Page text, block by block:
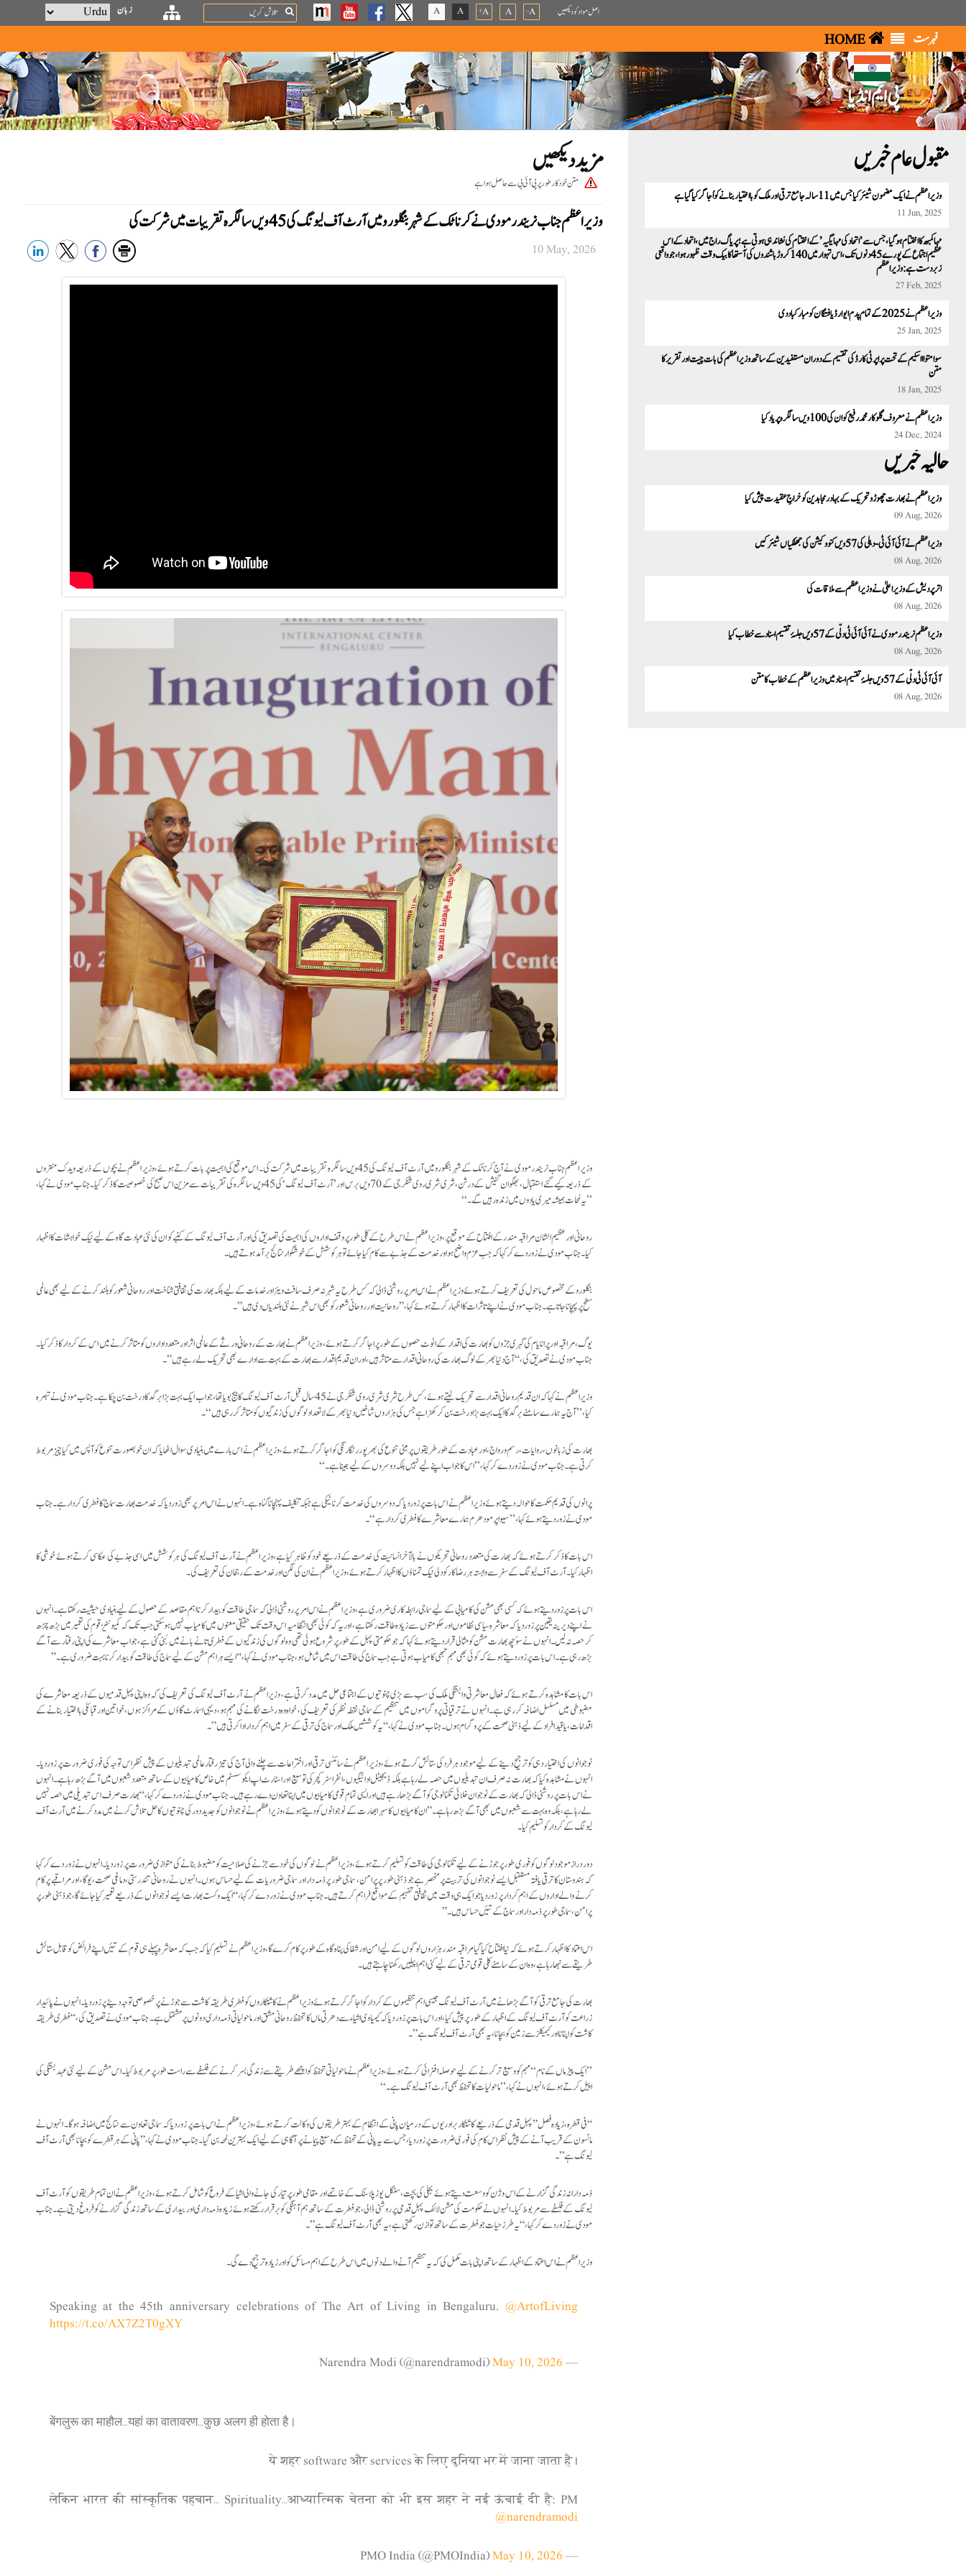
اصل مواد کو دیکھیں A
-
A
A
+
A
A
Search زبان
فہرست HOME
پی ایم انڈیا
مزید دیکھیں
متن خودکار طور پر پی آئی بی سے حاصل ہوا ہے
وزیر اعظم جناب نریندر مودی نے کرناٹک کے شہر بنگلورو میں آرٹ آف لیونگ کی 45ویں سالگرہ تقریبات میں شرکت کی
10 May, 2026
وزیر اعظم جناب نریندر مودی نے آج کرناٹک کے شہر بنگلورو میں آرٹ آف لیونگ کی 45ویں سالگرہ تقریبات میں شرکت کی۔ اس موقع کی اہمیت پر بات کرتے ہوئے، وزیر اعظم نے بچوں کے ذریعہ ویدک منتروں
کے ذریعہ کیے گئے استقبال، بھگوان گنیش کے درشن، شری شری روی شنکر جی کے 70ویں برس اور ’آرٹ آف لیونگ‘ کی 45ویں سالگرہ کی تقریبات سے مزین اس صبح کی خصوصیت کا ذکر کیا۔ جناب مودی نے کہا،
’’یہ لمحات ہمیشہ میری یادوں میں زندہ رہیں گے۔‘‘
روحانی اور عظیم الشان مراقبہ مندر کے افتتاح کے موقع پر، وزیر اعظم نے اس طرح کے کلی طور پر وقف اداروں کی اہمیت کی تصدیق کی اور آرٹ آف لیونگ کے کنبے کو ان کی نئی عبادت گاہ کے لیے نیک خواہشات کا اظہار
کیا۔ جناب مودی نے زور دے کر کہا کہ جب عزم واضح ہو اور خدمت کے جذبے سے کام کیا جائے تو ہر کوشش کے خوشگوار نتائج برآمد ہوتے ہیں۔
بنگلورو کے مخصوص ماحول کی تعریف کرتے ہوئے وزیر اعظم نے اس امر پر روشنی ڈالی کہ کس طرح یہ شہر نہ صرف سافٹ ویئر اور خدمات کے لیے بلکہ بھارت کی ثقافتی شناخت اور روحانی شعور کو بلند کرنے کے لیے بھی عالمی
سطح پر پہچانا جاتا ہے۔ جناب مودی نے اپنے تاثرات کا اظہار کرتے ہوئے کہا،”روحانیت اور روحانی شعور کو بھی اس شہر نے نئی بلندیاں دی ہیں”۔
یوگ، مراقبہ اور پرانایام کی گہری جڑوں کو بھارت کی اقدار کے اٹوٹ حصوں کے طور پر اجاگر کرتے ہوئے، وزیر اعظم نے بھارت کے روحانی ورثے کے عالمی اثر اور متعدد اداروں کو متاثر کرنے میں اس کے کردار کا ذکر کیا۔
جناب مودی نے تصدیق کی، “آج دنیا بھر کے لوگ بھارت کی روحانی اقدار سے متاثر ہیں، اور ان قدیم اقدار سے بھارت کے بہت سے ادارے بھی تحریک لے رہے ہیں”۔
وزیر اعظم نے کہا کہ ان قدیم روحانی اقدار سے تحریک لیتے ہوئے، کس طرح شری شری روی شنکر جی نے 45 سال قبل آرٹ آف لیونگ کا بیج بویا تھا، جو اب ایک بہت بڑا برگد کا درخت بن چکا ہے۔ جناب مودی نے تبصرہ
کیا، ’’آج یہ ہمارے سامنے برگد کا ایک بہت بڑا درخت بن کر کھڑا ہے جس کی ہزاروں شاخیں دنیا بھر کے لاتعداد لوگوں کی زندگیوں کو متاثر کر رہی ہیں ‘‘۔
بھارت کی زبانوں، روایات، رسم و رواج، اور عبادت کے طور طریقوں پر مبنی تنوع کی بھرپور رنگا رنگی کو اجاگر کرتے ہوئے، وزیر اعظم نے اس بارے میں بنیادی سوال اٹھایا کہ ان خوبصورت تنوع کو آپس میں کیا چیز مربوط
کرتی ہے۔ جناب مودی نے زور دے کر کہا، ’’اس کا جواب اپنے لیے نہیں بلکہ دوسروں کے لیے جینا ہے۔‘‘
پرانوں کی قدیم حکمت کا حوالہ دیتے ہوئے وزیر اعظم نے اس بات پر زور دیا کہ دوسروں کی خدمت کرنا نیکی ہے جبکہ تکلیف پہنچانا گناہ ہے۔ انہوں نے اس امر پر بھی زور دیا کہ خدمت بھارت سماج کا فطری کردار ہے۔ جناب
مودی نے زور دیتے ہوئے کہا،’’سیوا پرمو دھرم ہمارے معاشرے کا فطری کردار ہے ‘‘۔
اس بات کا ذکر کرتے ہوئے کہ بھارت کی متعدد روحانی تحریکوں نے بالآخر انسانیت کی خدمت کے ذریعے خود کو ظاہر کیا ہے، وزیر اعظم نے آرٹ آف لیونگ کی ہر کوشش میں اسی جذبے کی عکاسی کرتے ہوئے خوشی کا
اظہار کیا۔ آرٹ آف لیونگ کے سفر سے وابستہ ہر رضاکار کو دلی نیک تمناؤں کا اظہار کرتے ہوئے، وزیر اعظم نے ان کی لگن اور خدمت کے رجحان کی تعریف کی۔
اس بات پر زور دیتے ہوئے کہ کسی بھی مشن کی کامیابی کے لیے سماجی رابطہ کاری ضروری ہے، وزیر اعظم نے اس امر پر روشنی ڈالی کہ سماجی طاقت کو بیدار کرنا اہم مقاصد کے حصول کے لیے بنیادی حیثیت رکھتا ہے۔ انہوں
نے اپنے دیرینہ یقین پر زور دیا کہ معاشرہ سیاسی نظاموں اور حکومتوں سے زیادہ طاقت رکھتا ہے، اور یہ کہ کوئی بھی انتظامیہ اس وقت تک حقیقی معنوں میں کامیاب نہیں ہو سکتی جب تک کہ کمیونٹیز قوم کی تعمیر میں بڑھ چڑھ
کر حصہ نہ لیں۔ انہوں نے سوَچھ بھارت مشن کو مثالی قرار دیتے ہوئے کہا کہ جو حکومتی پہل کے طور پر شروع ہوئی تھی وہ لوگوں کی زندگیوں کے فطری تانے بانے میں بُنی گئی ہے، جو اب معاشرے کی اپنی رفتار سے آگے
بڑھ رہی ہے۔ اس بات پر زور دیتے ہوئے کہ کوئی بھی مہم تبھی کامیاب ہوتی ہے جب سماج کی طاقت اس میں شامل ہو، جناب مودی نے کہا، “ایسے ہر اہم مشن کے لیے سماج کی طاقت کو بیدار کرنا بہت ضروری ہے۔”
اس بات کا مشاہدہ کرتے ہوئے کہ فعال معاشرتی وابستگی ملک کی سب سے بڑی چنوتیوں کے اجتماعی حل میں مدد کرتی ہے، وزیر اعظم نے آرٹ آف لیونگ کی تعریف کی کہ وہ اپنی پہل قدمیوں کے ذریعہ معاشرے کی
مضبوطی میں مسلسل اضافہ کر رہی ہے۔ انہوں نے ترقیاتی پروگراموں میں تنظیم کے سماجی نقطہ نظر کی تعریف کی، خواہ وہ درخت لگانے کی مہم ہو، دیہی اسمارٹ گاؤں کے مراکز ہوں، خواتین اور قبائلی بااختیار بنانے کے
اقدامات، یا قید افراد کے لیے ذہنی صحت کے پروگرام ہوں۔ جناب مودی نے کہا، “یہ کوششیں ملک اور سماج کی ترقی کے سفر میں اہم کردار ادا کرتی ہیں”۔
نوجوانوں کی اختیار دہی کو ترجیح دینے کے لیے موجود ہر فرد کی ستائش کرتے ہوئے، وزیر اعظم نے سائنسی ترقی اور اختراعات سے چلنے والی آج کی تیز رفتار عالمی تبدیلیوں کے پیش نظر اس توجہ کی فوری ضرورت پر زور دیا۔
انہوں نے مشاہدہ کیا کہ بھارت نہ صرف ان تبدیلیوں میں حصہ لے رہا ہے بلکہ ڈیجیٹل ادائیگیوں، انفراسٹرکچر کی توسیع اور اسٹارٹ اپ ایکو سسٹم میں خاص کامیابیوں کے ساتھ متعدد شعبوں میں آگے بڑھ رہا ہے۔ انہوں
نے اس بات پر روشنی ڈالی کہ بھارت کے نوجوان خلائی تکنالوجی کو آگے بڑھا رہے ہیں اور ایسی تمام قومی کامیابیوں میں اپنا تعاون دے رہے ہیں۔ جناب مودی نے زور دے کر کہا، “بھارت صرف اس تبدیلی میں حصہ نہیں
لے رہا ہے، بلکہ وہ بہت سے شعبوں میں بھی آگے بڑھ رہا ہے۔” ان کامیابیوں کا سہرا بھارت کے نوجوانوں کو دیتے ہوئے، وزیر اعظم نے نوجوانوں کو جدید دور کی چنوتیوں کا حل تلاش کرنے میں مدد کرنے میں آرٹ آف
لیونگ کے کردار کو تسلیم کیا۔
دور دراز موجود لوگوں کو فوری طور پر جوڑنے کے لیے تکنالوجی کی طاقت کو تسلیم کرتے ہوئے، وزیر اعظم نے لوگوں کی خود سے جڑنے کی صلاحیت کو مضبوط بنانے کی متوازی ضرورت پر زور دیا۔ انہوں نے زور دے کر کہا
کہ ہندوستان کا ترقی یافتہ مستقبل ایسے نوجوانوں کی تربیت پر منحصر ہے جو ذہنی طور پر پرامن، سماجی طور پر ذمہ دار اور سماجی ضروریات کے لیے حساس ہوں۔ انہوں نے روحانی تندرستی، دماغی صحت، یوگا، اور مراقبے پر کام
کرنے والے اداروں کے اہم کردار پر زور دیا جو ایک ہی وقت میں ثقافتی تفہیم کے مواقع فراہم کرتے ہیں۔ جناب مودی نے زور دے کر کہا، “ایک وکست بھارت ایسے نوجوانوں کے ذریعے تعمیر کیا جائے گا، جو ذہنی طور پر
پرامن، سماجی طور پر ذمہ دار اور سماج کے تئیں حساس ہیں۔”
اس اعتماد کا اظہار کرتے ہوئے کہ نیا افتتاح کیا گیا مراقبہ مندر ہزاروں لوگوں کے لیے امن اور شفا کی پناہ گاہ کے طور پر کام کرے گا، وزیر اعظم نے تسلیم کیا کہ جب کہ معاشرہ پہلے ہی قوم کے تئیں اپنے فرائض کو قابل ستائش
طریقے سے نبھا رہا ہے، وہ ان کے سامنے کلی قومی ترقی کے لیے کئی اہم اپیلیں رکھنا چاہتے ہیں۔
بھارت کی جامع ترقی کو آگے بڑھانے میں آرٹ آف لیونگ جیسی اہم تنظیموں کے کردار کو اجاگر کرتے ہوئے وزیر اعظم نے کاشتکاروں کو فطری طریقہ کاشت سے جوڑنے پر خصوصی توجہ دینے پر زور دیا۔ انہوں نے پائیدار
زراعت کو آرٹ آف لیونگ کے اظہار کے طور پر پیش کیا، اور اس بات پر زور دیا کہ کیمیاوی اشیاء سے دھرتی ماں کا تحفظ روحانی مشق اور ماحولیاتی ذمہ داری دونوں پر مشتمل ہے۔ جناب مودی نے تصدیق کی، “فطری طریقہ
کاشت کو اپنانا اور کیمیکلز سے زمین کو بچانا، یہ بھی آرٹ آف لیونگ ہے” ۔
’’ایک پیڑ ماں کے نام‘‘ مہم کو وسیع تر کرنے کے لیے حوصلہ افزائی کرتے ہوئے، وزیر اعظم نے ماحولیاتی تحفظ کو اچھے طریقے سے زندگی بسر کرنے کے فلسفے سے راست طور پر مربوط کیا۔ اس مشن کے لیے نئی عہد بستگی کی
اپیل کرتے ہوئے، انہوں نے کہا، ’’ماحولیات کا تحفظ بھی آرٹ آف لیونگ ہے۔‘‘
“فی قطرہ، زیادہ فصل” پہل قدمی کے ذریعے کاشتکار برادریوں کے درمیان پانی کے انتظام کے بہتر طریقوں کی وکالت کرتے ہوئے، وزیر اعظم نے اس بات پر زور دیا کہ سماجی تعاون سے نتائج میں اضافہ ہوگا۔ انہوں نے
مانسون کے قریب آنے کے پیش نظر اس کام کی فوری ضرورت پر زور دیا، جس سے یہ پانی کے تحفظ کے وسیع پیمانے پر آگاہی کے لیے ایک بہترین لمحہ بن گیا۔ جناب مودی نے کہا،”پانی کے ہر قطرے کو بچانا بھی آرٹ آف
لیونگ ہے”۔
ذمہ دارانہ زندگی گزارنے کے اس وژن کو وسعت دیتے ہوئے بجلی کی بچت، سنگل یوز پلاسٹک کے خاتمے اور مقامی طور پر تیار کی جانے والی اشیا کے فروغ کو شامل کرتے ہوئے، وزیراعظم نے ان تمام طریقوں کو آرٹ آف
لیونگ کے فلسفے سے مربوط کیا۔ انہوں نے حکومت کی مشن لائف پہل قدمی پر روشنی ڈالی، جو فطرت کے ساتھ ہم آہنگی کو برقرار رکھتے ہوئے زیادہ ذمہ داری اور بیداری کے ساتھ زندگی گزارنے کو فروغ دیتی ہے۔ جناب
مودی نے زور دے کر کہا، “یہ طرز حیات جو فطرت کے ساتھ توازن رکھتی ہے، یہ بھی آرٹ آف لیونگ ہے”۔
وزیر اعظم نے اس اعتماد کے اظہار کے ساتھ اپنی بات مکمل کی کہ یہ تنظیم آنے والے دنوں میں اس طرح کے اہم مسائل کو اور زیادہ ترجیح دے گی۔
Speaking at the 45th anniversary celebrations of The Art of Living in Bengaluru. @ArtofLiving
https://t.co/AX7Z2T0gXY
— Narendra Modi (@narendramodi)
May 10, 2026
बेंगलुरू का माहौल…यहां का वातावरण…कुछ अलग ही होता है।
ये शहर software और services के लिए दुनिया भर में जाना जाता है।
लेकिन भारत की सांस्कृतिक पहचान… Spirituality…आध्यात्मिक चेतना को भी इस शहर ने नई ऊंचाई दी है: PM
@narendramodi
— PMO India (@PMOIndia)
May 10, 2026
مقبول عام خبریں
وزیراعظم نے ایک مضمون شیئرکیا جس میں 11 سالہ جامع ترقی اور ملک کوبا اختیار بنانےکو اُجاگر کیا گیا ہے
11 Jun, 2025
مہا کمبھ کا اختتام ہو گیا ، جس سے’اتحاد کی مہا یگیہ’ کے اختتام کی نشاندہی ہوتی ہے؛ پریاگ راج میں، اتحاد کے اس
عظیم اجتماع کے پورے 45 دنوں تک،اس تہوار میں 140 کروڑ باشندوں کی آستھا کا بیک وقت ظہور ہوا ، جو واقعی
زبردست ہے:وزیراعظم
27 Feb, 2025
وزیر اعظم نے 2025 کے تمام پدم ایوارڈ یافتگان کو مبارکباد دی
25 Jan, 2025
سوامتواا اسکیم کے تحت پراپرٹی کارڈ کی تقسیم کے دوران مستفیدین کے ساتھ وزیر اعظم کی بات چیت اور تقریر کا
متن
18 Jan, 2025
وزیراعظم نے معروف گلوکار محمد رفیع کو ان کی 100 ویں سالگرہ پر یاد کیا
24 Dec, 2024
حالیہ خبریں
وزیراعظم نے بھارت چھوڑوتحریک کے بہادر مجاہدین کو خراجِ عقیدت پیش کیا
09 Aug, 2026
وزیر اعظم نے آئی آئی ٹی -دہلی کی 57ویں کنووکیشن کی جھلکیاں شیئر کیں
08 Aug, 2026
اتر پردیش کے وزیر اعلیٰ نے وزیر اعظم سے ملاقات کی
08 Aug, 2026
وزیر اعظم نریندر مودی نے آئی آئی ٹی دلّی کے 57 ویں جلسۂ تقسیم اسناد سے خطاب کیا
08 Aug, 2026
آئی آئی ٹی دلّی کے 57 ویں جلسۂ تقسیم اسناد میں وزیر اعظم کے خطاب کا متن
08 Aug, 2026